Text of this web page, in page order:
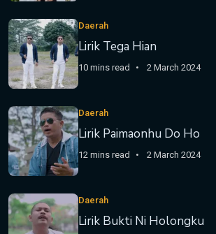
Daerah
Lirik Tega Hian
10 mins read 2 March 2024
Daerah
Lirik Paimaonhu Do Ho
12 mins read 2 March 2024
Daerah
Lirik Bukti Ni Holongku